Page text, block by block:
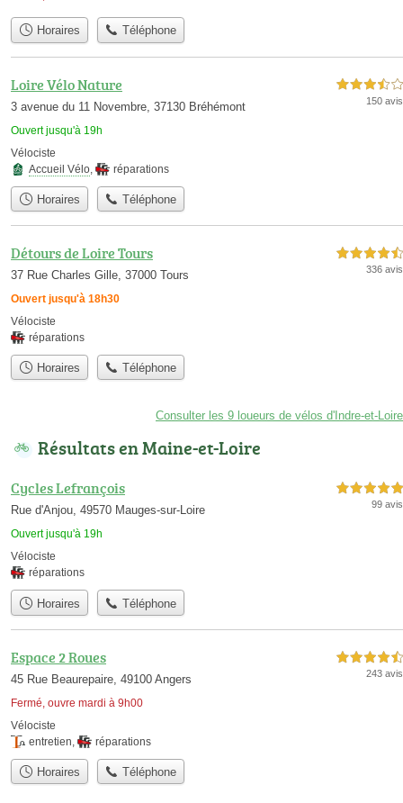
Horaires Téléphone
Loire Vélo Nature
3 avenue du 11 Novembre, 37130 Bréhémont
Ouvert jusqu'à 19h
3,5 étoiles sur 5
150 avis
Vélociste
Accueil Vélo
réparations
Horaires Téléphone
Détours de Loire Tours
37 Rue Charles Gille, 37000 Tours
Ouvert jusqu'à 18h30
4,5 étoiles sur 5
336 avis
Vélociste
réparations
Horaires Téléphone
Consulter les 9 loueurs de vélos d'Indre-et-Loire
Résultats en Maine-et-Loire
Cycles Lefrançois
Rue d'Anjou, 49570 Mauges-sur-Loire
Ouvert jusqu'à 19h
5,0 étoiles sur 5
99 avis
Vélociste
réparations
Horaires Téléphone
Espace 2 Roues
45 Rue Beaurepaire, 49100 Angers
Fermé, ouvre mardi à 9h00
4,5 étoiles sur 5
243 avis
Vélociste
entretien
réparations
Horaires Téléphone